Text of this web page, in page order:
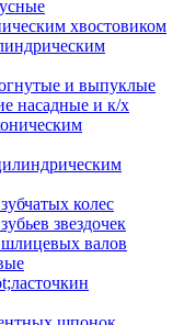
хвостовиком
и выпуклые
насадные и к/х
колес
звездочек
валов